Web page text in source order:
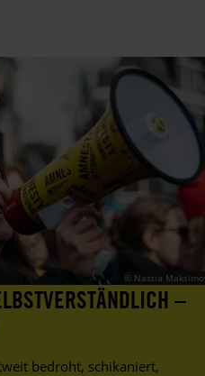
© Nastia
–
bedroht, schikaniert,